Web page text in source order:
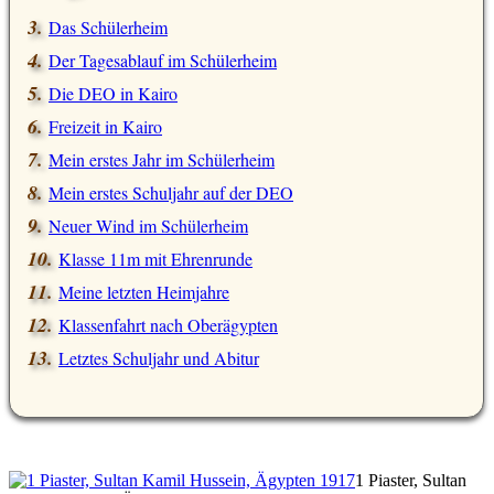
Das Schülerheim
Der Tagesablauf im Schülerheim
Die DEO in Kairo
Freizeit in Kairo
Mein erstes Jahr im Schülerheim
Mein erstes Schuljahr auf der DEO
Neuer Wind im Schülerheim
Klasse 11m mit Ehrenrunde
Meine letzten Heimjahre
Klassenfahrt nach Oberägypten
Letztes Schuljahr und Abitur
1 Piaster, Sultan